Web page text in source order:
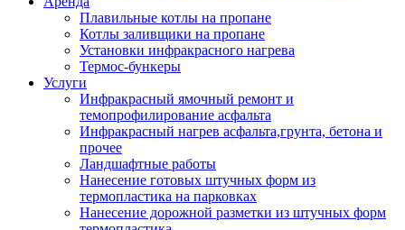
Плавильные котлы на пропане
Котлы заливщики на пропане
Установки инфракрасного нагрева
Термос-бункеры
Услуги
Инфракрасный ямочный ремонт и
темопрофилирование асфальта
Инфракрасный нагрев асфальта,грунта, бетона и
прочее
Ландшафтные работы
Нанесение готовых штучных форм из
термопластика на парковках
Нанесение дорожной разметки из штучных форм